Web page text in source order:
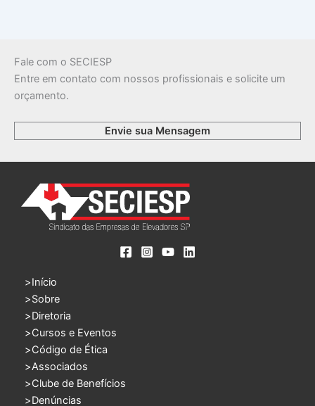
Fale com o SECIESP
Entre em contato com nossos profissionais e solicite um
orçamento.
Envie sua Mensagem
Início
Sobre
Diretoria
Cursos e Eventos
Código de Ética
Associados
Clube de Benefícios
Denúncias